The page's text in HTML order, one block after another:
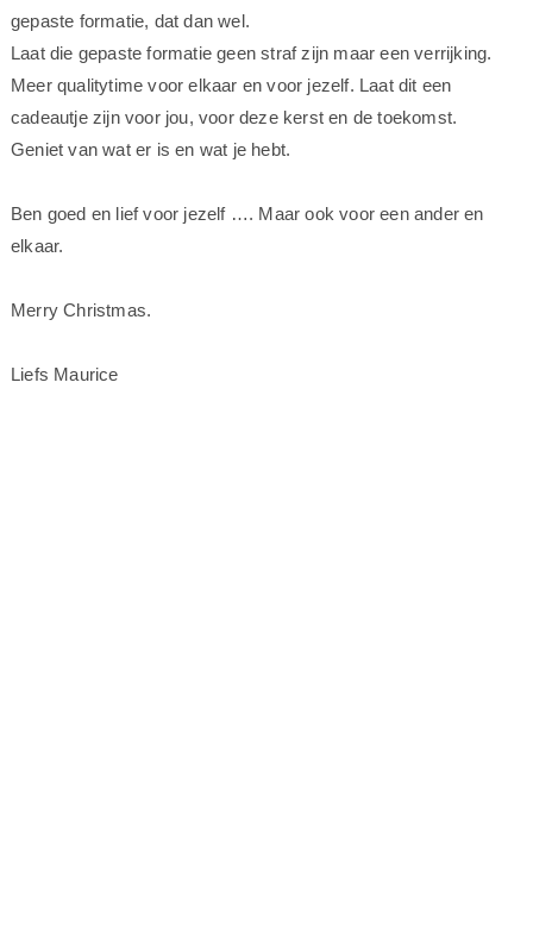
gepaste formatie, dat dan wel.
Laat die gepaste formatie geen straf zijn maar een verrijking.
Meer qualitytime voor elkaar en voor jezelf. Laat dit een
cadeautje zijn voor jou, voor deze kerst en de toekomst.
Geniet van wat er is en wat je hebt.
Ben goed en lief voor jezelf …. Maar ook voor een ander en
elkaar.
Merry Christmas.
Liefs Maurice